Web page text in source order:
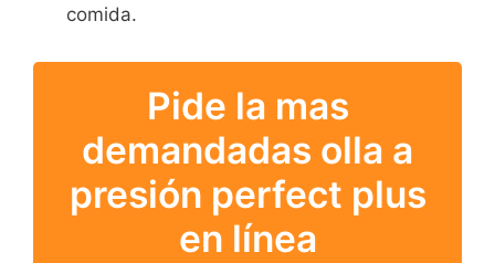
comida.
Pide la mas
demandadas olla a
presión perfect plus
en línea